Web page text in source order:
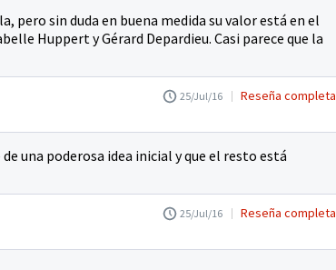
pero sin duda en buena medida su valor está en el
Huppert y Gérard Depardieu. Casi parece que la
25/Jul/16 Reseña completa
una poderosa idea inicial y que el resto está
25/Jul/16 Reseña completa